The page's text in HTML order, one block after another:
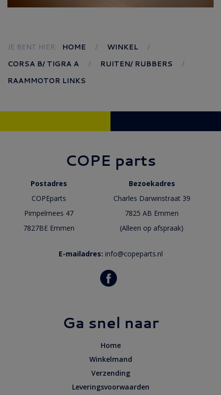
JE BENT HIER: HOME
WINKEL
CORSA B/ TIGRA A
RUITEN/ RUBBERS
RAAMMOTOR LINKS
COPE parts
Postadres
Bezoekadres
COPEparts
Charles Darwinstraat 39
Pimpelmees 47
7825 AB Emmen
7827BE Emmen
(Alleen op afspraak)
E-mailadres: info@copeparts.nl
Ga snel naar
Home
Winkelmand
Verzending
Leveringsvoorwaarden